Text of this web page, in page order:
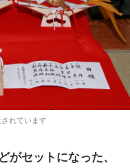
れています
がセットになった、